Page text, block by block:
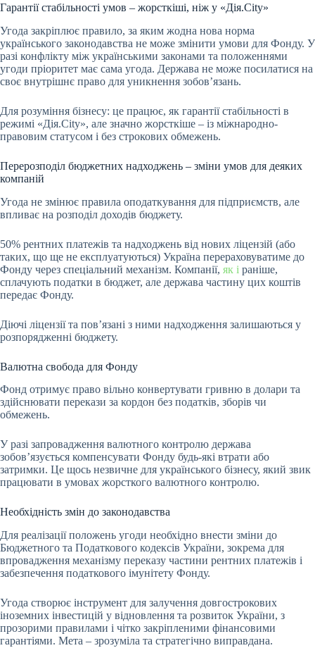
Гарантії стабільності умов – жорсткіші, ніж у «Дія.City»
Угода закріплює правило, за яким жодна нова норма
українського законодавства не може змінити умови для Фонду. У
разі конфлікту між українськими законами та положеннями
угоди пріоритет має сама угода. Держава не може посилатися на
своє внутрішнє право для уникнення зобов’язань.
Для розуміння бізнесу: це працює, як гарантії стабільності в
режимі «Дія.City», але значно жорсткіше – із міжнародно-
правовим статусом і без строкових обмежень.
Перерозподіл бюджетних надходжень – зміни умов для деяких
компаній
Угода не змінює правила оподаткування для підприємств, але
впливає на розподіл доходів бюджету.
50% рентних платежів та надходжень від нових ліцензій (або
таких, що ще не експлуатуються) Україна перераховуватиме до
Фонду через спеціальний механізм. Компанії, як і раніше,
сплачують податки в бюджет, але держава частину цих коштів
передає Фонду.
Діючі ліцензії та пов’язані з ними надходження залишаються у
розпорядженні бюджету.
Валютна свобода для Фонду
Фонд отримує право вільно конвертувати гривню в долари та
здійснювати перекази за кордон без податків, зборів чи
обмежень.
У разі запровадження валютного контролю держава
зобов’язується компенсувати Фонду будь-які втрати або
затримки. Це щось незвичне для українського бізнесу, який звик
працювати в умовах жорсткого валютного контролю.
Необхідність змін до законодавства
Для реалізації положень угоди необхідно внести зміни до
Бюджетного та Податкового кодексів України, зокрема для
впровадження механізму переказу частини рентних платежів і
забезпечення податкового імунітету Фонду.
Угода створює інструмент для залучення довгострокових
іноземних інвестицій у відновлення та розвиток України, з
прозорими правилами і чітко закріпленими фінансовими
гарантіями. Мета – зрозуміла та стратегічно виправдана.